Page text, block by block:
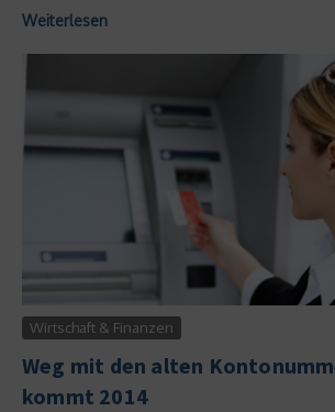
Weiterlesen
Wirtschaft & Finanzen
Weg mit den alten
kommt 2014